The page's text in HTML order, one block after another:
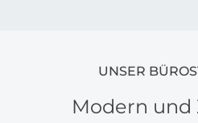
UNSER
Modern und